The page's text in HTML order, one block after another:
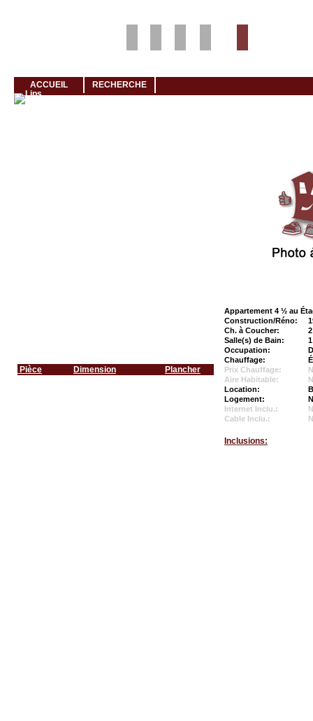
ACCUEIL RECHERCHE
Pièce Dimension Plancher
Appartement 4 ½ au
Construction/Réno:
Ch. à Coucher:
2
Salle(s) de Bain:
1
Occupation:
Chauffage:
Prix Chauffage:
Aire Habitable:
Location:
Logement:
Internet Inclu.:
Cable Inclu.:
Inclusions: